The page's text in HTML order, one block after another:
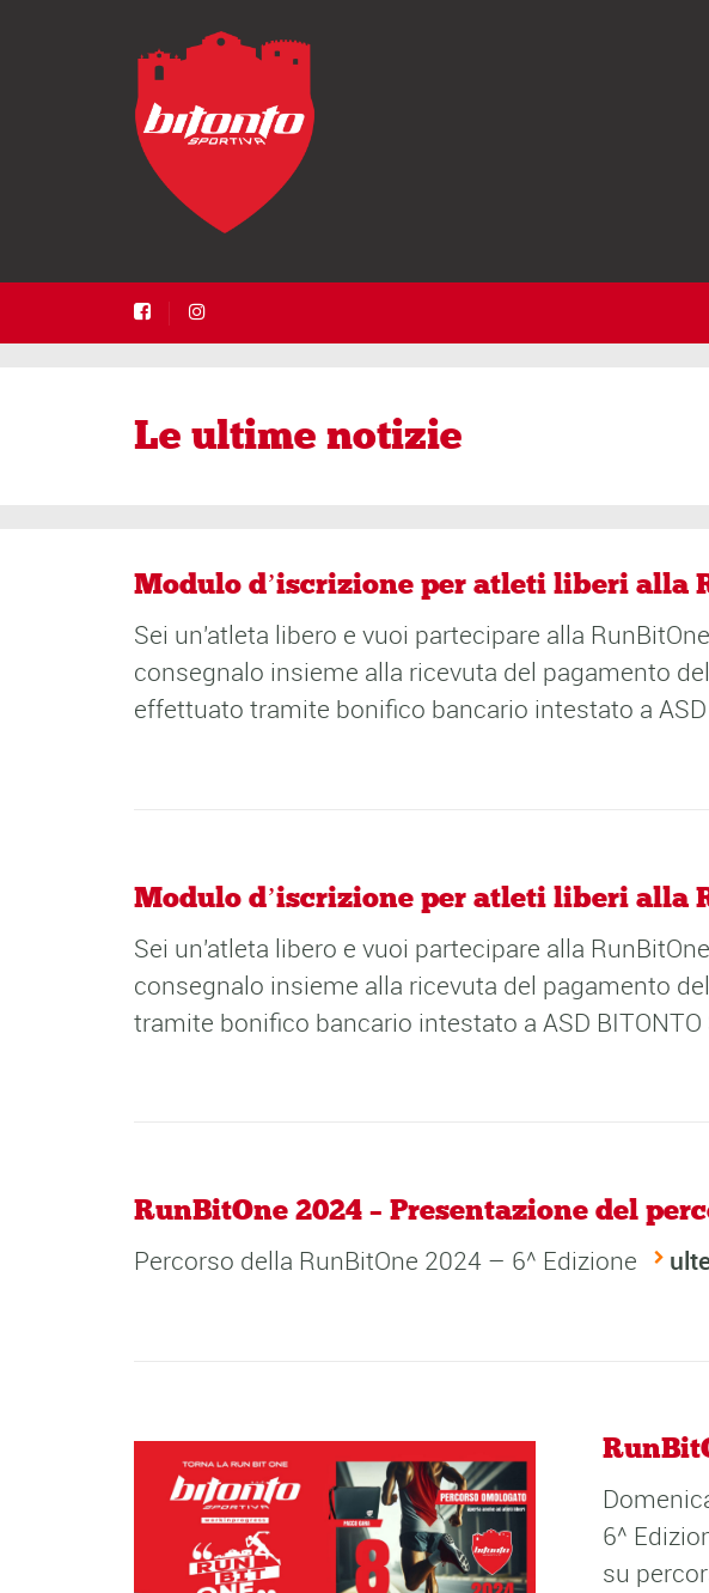
Le ultime notizie
Modulo d’iscrizione per atleti liberi alla
Sei un'atleta libero e vuoi partecipare alla
consegnalo insieme alla ricevuta del pagamento
effettuato tramite bonifico bancario intestato a ASD
Modulo d’iscrizione per atleti liberi alla
Sei un'atleta libero e vuoi partecipare alla
consegnalo insieme alla ricevuta del pagamento
tramite bonifico bancario intestato a ASD BITONTO
RunBitOne 2024 – Presentazione del
Percorso della RunBitOne 2024 – 6^ Edizione
6^
su